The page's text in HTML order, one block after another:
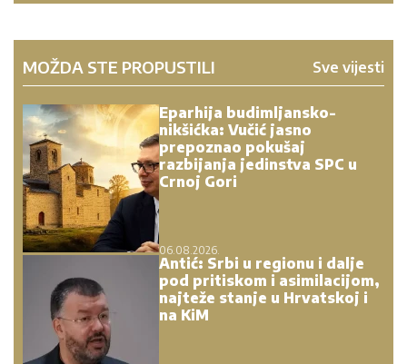
MOŽDA STE PROPUSTILI Sve vijesti
Eparhija budimljansko-
nikšićka: Vučić jasno
prepoznao pokušaj
razbijanja jedinstva SPC u
Crnoj Gori
06.08.2026.
Antić: Srbi u regionu i dalje
pod pritiskom i asimilacijom,
najteže stanje u Hrvatskoj i
na KiM